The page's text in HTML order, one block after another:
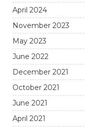
April 2024
November 2023
May 2023
June 2022
December 2021
October 2021
June 2021
April 2021